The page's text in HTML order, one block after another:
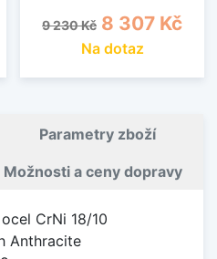
Běžná cena
9 230 Kč Cena
8 307 Kč
Na dotaz
Parametry zboží
Možnosti a ceny dopravy
CrNi 18/10
Anthracite